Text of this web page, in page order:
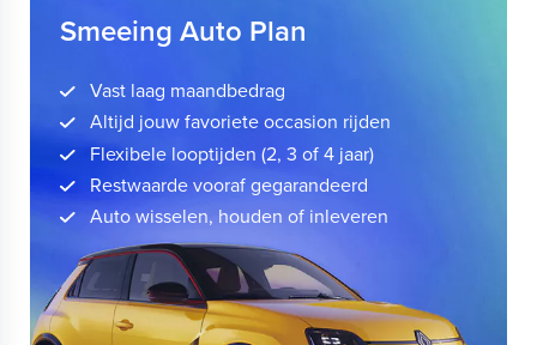
Smeeing Auto Plan
Vast laag maandbedrag
Altijd jouw favoriete occasion rijden
Flexibele looptijden (2, 3 of 4 jaar)
Restwaarde vooraf gegarandeerd
Auto wisselen, houden of inleveren